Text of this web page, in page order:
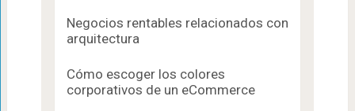
Negocios rentables relacionados con
arquitectura
Cómo escoger los colores
corporativos de un eCommerce